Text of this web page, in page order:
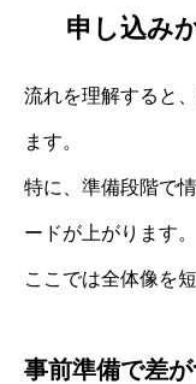
申し込み
流れを理解すると
ます。
特に、準備段階で
ードが上がります。
ここでは全体像を
事前準備で差